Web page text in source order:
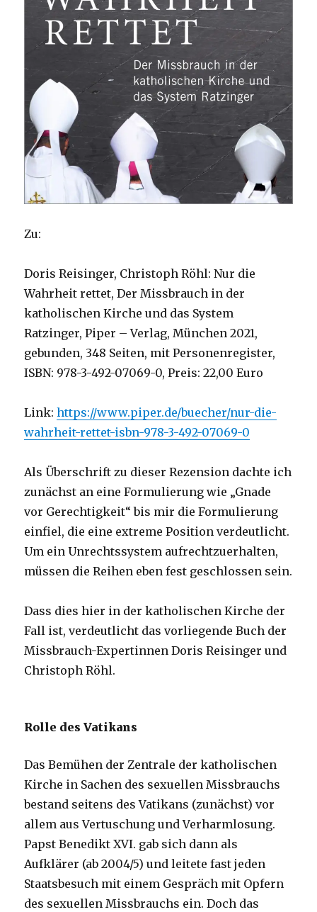
Zu:
Doris Reisinger, Christoph Röhl: Nur die
Wahrheit rettet, Der Missbrauch in der
katholischen Kirche und das System
Ratzinger, Piper – Verlag, München 2021,
gebunden, 348 Seiten, mit Personenregister,
ISBN: 978-3-492-07069-0, Preis: 22,00 Euro
Link:https://www.piper.de/buecher/nur-die-
wahrheit-rettet-isbn-978-3-492-07069-0
Als Überschrift zu dieser Rezension dachte ich
zunächst an eine Formulierung wie „Gnade
vor Gerechtigkeit“ bis mir die Formulierung
einfiel, die eine extreme Position verdeutlicht.
Um ein Unrechtssystem aufrechtzuerhalten,
müssen die Reihen eben fest geschlossen sein.
Dass dies hier in der katholischen Kirche der
Fall ist, verdeutlicht das vorliegende Buch der
Missbrauch-Expertinnen Doris Reisinger und
Christoph Röhl.
Rolle des Vatikans
Das Bemühen der Zentrale der katholischen
Kirche in Sachen des sexuellen Missbrauchs
bestand seitens des Vatikans (zunächst) vor
allem aus Vertuschung und Verharmlosung.
Papst Benedikt XVI. gab sich dann als
Aufklärer (ab 2004/5) und leitete fast jeden
Staatsbesuch mit einem Gespräch mit Opfern
des sexuellen Missbrauchs ein. Doch das